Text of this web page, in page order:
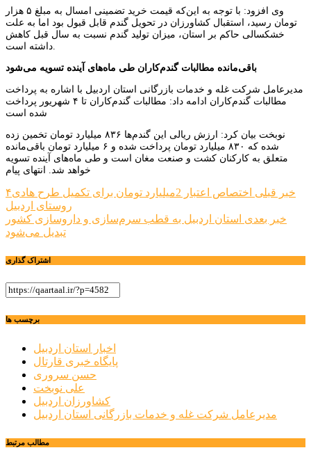
وی افزود: با توجه به این‌که قیمت خرید تضمینی امسال به مبلغ ۵ هزار
تومان رسید، استقبال کشاورزان در تحویل گندم قابل قبول بود اما به علت
خشکسالی حاکم بر استان، میزان تولید گندم نسبت به سال قبل کاهش
باقی‌مانده مطالبات گندم‌کاران طی ماه‌های آینده تسویه می‌شود
مدیرعامل شرکت غله و خدمات بازرگانی استان اردبیل با اشاره به پرداخت
مطالبات گندم‌کاران ادامه داد: مطالبات گندم‌کاران تا ۴ شهریور پرداخت
شده است
نوبخت بیان کرد: ارزش ریالی این گندم‌ها ۸۳۶ میلیارد تومان تخمین زده
شده که ۸۳۰ میلیارد تومان پرداخت شده و ۶ میلیارد تومان باقی‌مانده
متعلق به کارکنان کشت و صنعت مغان است و طی ماه‌های آینده تسویه
خواهد شد. انتهای پیام
راهبری
نوشته
خبر قبلی
اختصاص اعتبار 2میلیارد تومان برای تکمیل طرح هادی۴
روستای اردبیل
خبر بعدی استان اردبیل به قطب سرم‌سازی و داروسازی کشور
تبدیل می‌شود
اشتراک گذاری
برچسب ها
اخبار استان اردبیل
پایگاه خبری قارتال
حسن سروری
علی نوبخت
کشاورزان اردبیل
مدیرعامل شرکت غله و خدمات بازرگانی استان اردبیل
مطالب مرتبط